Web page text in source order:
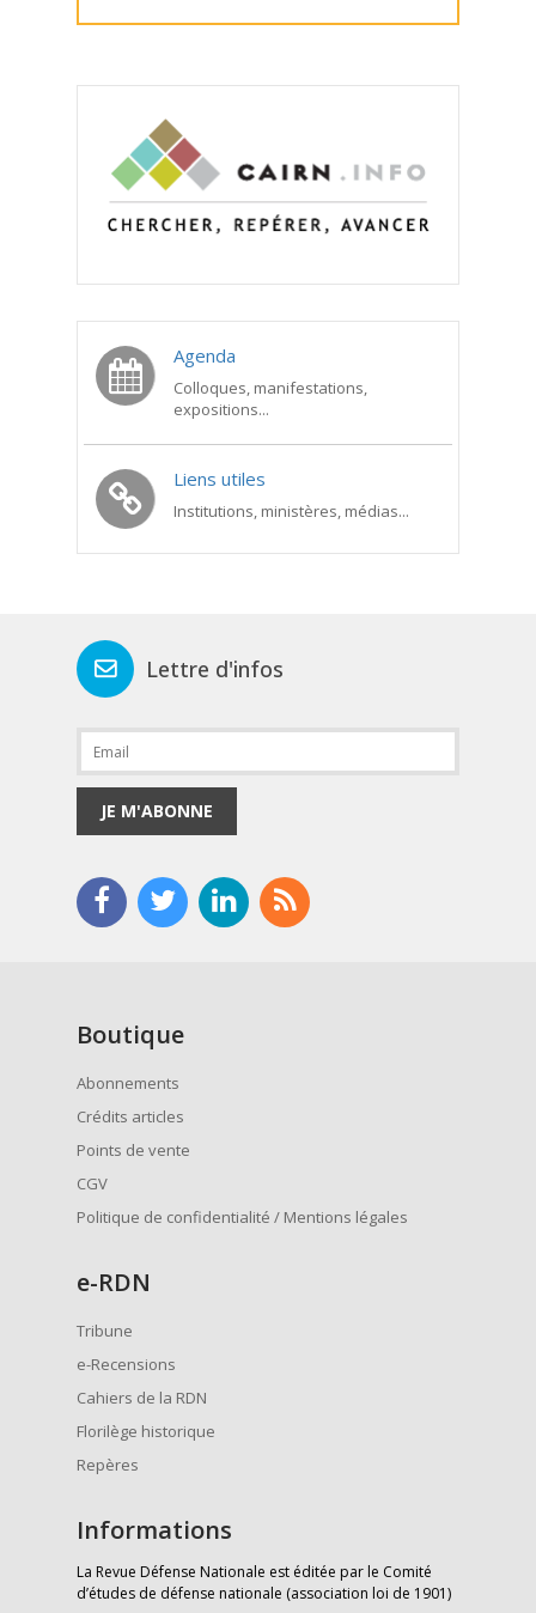
Agenda
Colloques, manifestations,
expositions...
Liens utiles
Institutions, ministères, médias...
Lettre d'infos
JE M'ABONNE
Boutique
Abonnements
Crédits articles
Points de vente
CGV
Politique de confidentialité / Mentions légales
e-RDN
Tribune
e-Recensions
Cahiers de la RDN
Florilège historique
Repères
Informations
La Revue Défense Nationale est éditée par le Comité
d’études de défense nationale (association loi de 1901)